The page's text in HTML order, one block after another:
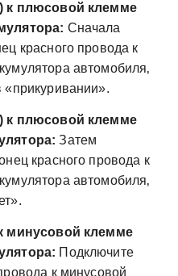
к плюсовой клемме
Сначала
красного провода к
автомобиля‚
«прикуривании».
к плюсовой клемме
Затем
красного провода к
автомобиля‚
минусовой клемме
Подключите
к минусовой